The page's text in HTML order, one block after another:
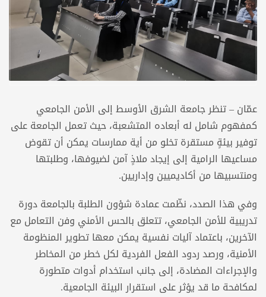
عمّان – تنظر جامعة الشرق الأوسط إلى الأمن الجامعي
كمفهوم شامل له أبعاده المتشعبة، حيث تعمل الجامعة على
توفير بيئةٍ مستقرة تخلو من أية ممارسات يمكن أن تقوض
مساعيها الرامية إلى إيجاد ملاذٍ آمن لضيوفها، وطلبتها
ومنتسبيها من أكاديميين وإداريين.
وفي هذا الصدد، نظّمت عمادة شؤون الطلبة بالجامعة دورة
تدريبية للأمن الجامعي، تتعلق بالحس الأمني وفن التعامل مع
الآخرين، باعتماد آليات نفسية يمكن معها تطوير المنظومة
الأمنية، ورصد ردود الفعل الفردية لكل خطر من المخاطر
والإجراءات المضادة، إلى جانب استخدام أدوات متطورة
لمكافحة ما قد يؤثر على استقرار البيئة الجامعية.